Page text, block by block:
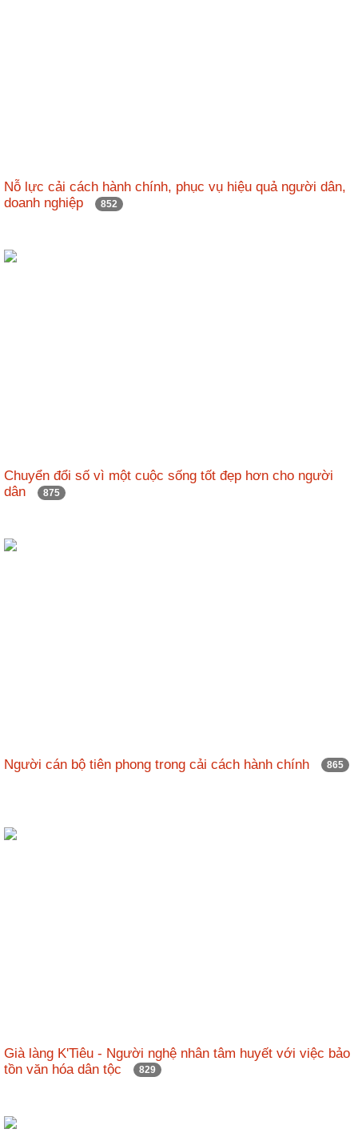
Nỗ lực cải cách hành chính, phục vụ hiệu quả người dân,
doanh nghiệp
852
Chuyển đổi số vì một cuộc sống tốt đẹp hơn cho người
dân
875
Người cán bộ tiên phong trong cải cách hành chính 865
Già làng K'Tiêu - Người nghệ nhân tâm huyết với việc bảo
tồn văn hóa dân tộc
829